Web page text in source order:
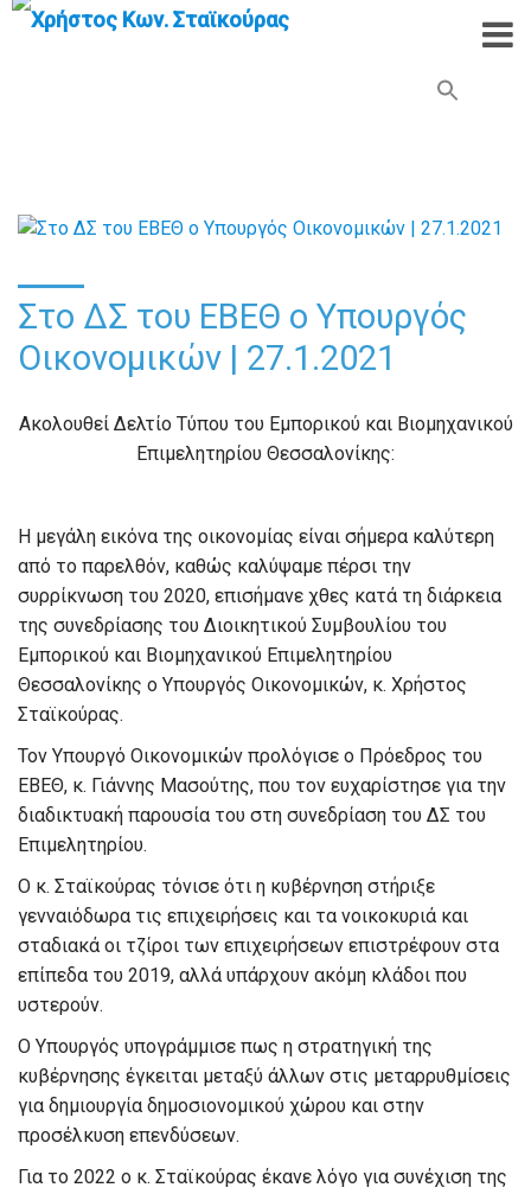
Στο ΔΣ του ΕΒΕΘ ο Υπουργός
Οικονομικών | 27.1.2021
Ακολουθεί Δελτίο Τύπου του Εμπορικού και Βιομηχανικού
Επιμελητηρίου Θεσσαλονίκης:
Η μεγάλη εικόνα της οικονομίας είναι σήμερα καλύτερη
από το παρελθόν, καθώς καλύψαμε πέρσι την
συρρίκνωση του 2020, επισήμανε χθες κατά τη διάρκεια
της συνεδρίασης του Διοικητικού Συμβουλίου του
Εμπορικού και Βιομηχανικού Επιμελητηρίου
Θεσσαλονίκης ο Υπουργός Οικονομικών, κ. Χρήστος
Σταϊκούρας.
Τον Υπουργό Οικονομικών προλόγισε ο Πρόεδρος του
ΕΒΕΘ, κ. Γιάννης Μασούτης, που τον ευχαρίστησε για την
διαδικτυακή παρουσία του στη συνεδρίαση του ΔΣ του
Επιμελητηρίου.
Ο κ. Σταϊκούρας τόνισε ότι η κυβέρνηση στήριξε
γενναιόδωρα τις επιχειρήσεις και τα νοικοκυριά και
σταδιακά οι τζίροι των επιχειρήσεων επιστρέφουν στα
επίπεδα του 2019, αλλά υπάρχουν ακόμη κλάδοι που
υστερούν.
Ο Υπουργός υπογράμμισε πως η στρατηγική της
κυβέρνησης έγκειται μεταξύ άλλων στις μεταρρυθμίσεις
για δημιουργία δημοσιονομικού χώρου και στην
προσέλκυση επενδύσεων.
Για το 2022 ο κ. Σταϊκούρας έκανε λόγο για συνέχιση της